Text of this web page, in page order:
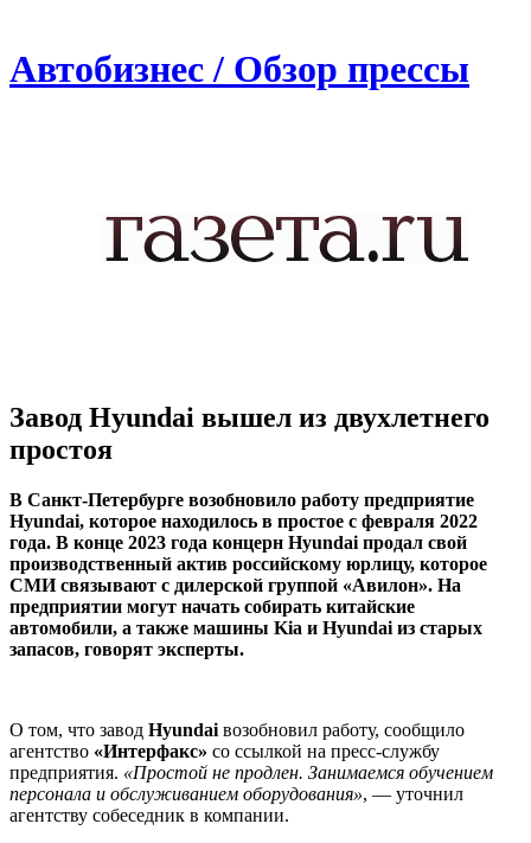
Автобизнес / Обзор прессы
Завод Hyundai вышел из двухлетнего
простоя
В Санкт-Петербурге возобновило работу предприятие
Hyundai, которое находилось в простое с февраля 2022
года. В конце 2023 года концерн Hyundai продал свой
производственный актив российскому юрлицу, которое
СМИ связывают с дилерской группой «Авилон». На
предприятии могут начать собирать китайские
автомобили, а также машины Kia и Hyundai из старых
запасов, говорят эксперты.
О том, что завод Hyundai возобновил работу, сообщило
агентство «Интерфакс» со ссылкой на пресс-службу
предприятия. «Простой не продлен. Занимаемся обучением
персонала и обслуживанием оборудования», — уточнил
агентству собеседник в компании.